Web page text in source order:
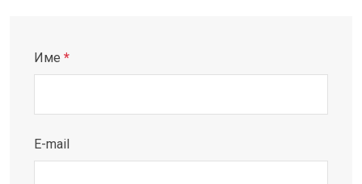
Име *
E-mail